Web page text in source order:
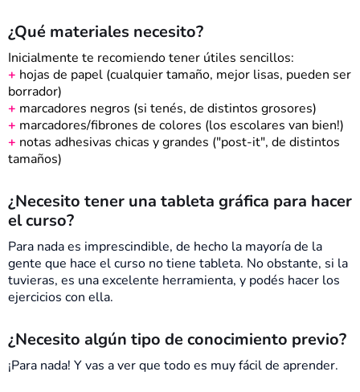
¿Qué materiales necesito?
Inicialmente te recomiendo tener útiles sencillos:
+ hojas de papel (cualquier tamaño, mejor lisas, pueden ser
borrador)
+ marcadores negros (si tenés, de distintos grosores)
+ marcadores/fibrones de colores (los escolares van bien!)
+ notas adhesivas chicas y grandes ("post-it", de distintos
tamaños)
¿Necesito tener una tableta gráfica para hacer
el curso?
Para nada es imprescindible, de hecho la mayoría de la
gente que hace el curso no tiene tableta. No obstante, si la
tuvieras, es una excelente herramienta, y podés hacer los
ejercicios con ella.
¿Necesito algún tipo de conocimiento previo?
¡Para nada! Y vas a ver que todo es muy fácil de aprender.